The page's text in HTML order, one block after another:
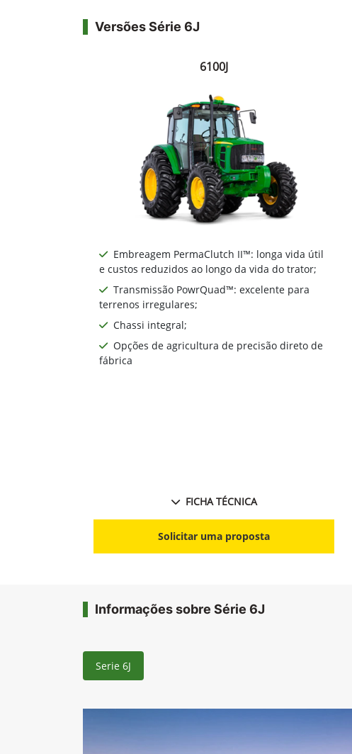
Versões Série 6J
6100J
Embreagem PermaClutch II™: longa vida útil
e custos reduzidos ao longo da vida do trator;
Transmissão PowrQuad™: excelente para
terrenos irregulares;
Chassi integral;
Opções de agricultura de precisão direto de
fábrica
FICHA TÉCNICA
Solicitar uma proposta
Informações sobre Série 6J
Serie 6J